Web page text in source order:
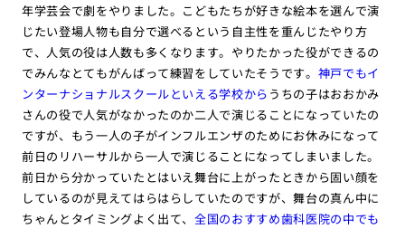
年学芸会で劇をやりました。こどもたちが好きな絵本を選んで演
じたい登場人物も自分で選べるという自主性を重んじたやり方
で、人気の役は人数も多くなります。やりたかった役ができるの
でみんなとてもがんばって練習をしていたそうです。 神戸でもイ
ンターナショナルスクールといえる学校から うちの子はおおかみ
さんの役で人気がなかったのか二人で演じることになっていたの
ですが、もう一人の子がインフルエンザのためにお休みになって
前日のリハーサルから一人で演じることになってしまいました。
前日から分かっていたとはいえ舞台に上がったときから固い顔を
しているのが見えてはらはらしていたのですが、舞台の真ん中に
ちゃんとタイミングよく出て、全国のおすすめ歯科医院の中でも